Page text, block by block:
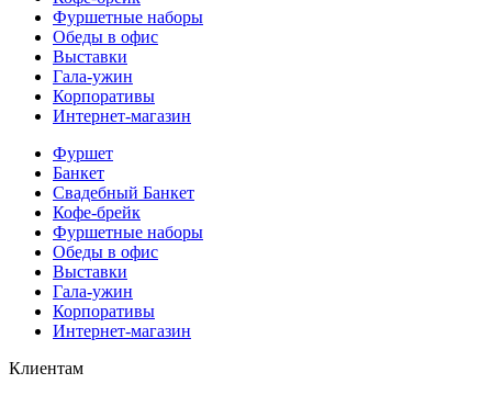
Фуршетные наборы
Обеды в офис
Выставки
Гала-ужин
Корпоративы
Интернет-магазин
Фуршет
Банкет
Свадебный Банкет
Кофе-брейк
Фуршетные наборы
Обеды в офис
Выставки
Гала-ужин
Корпоративы
Интернет-магазин
Клиентам